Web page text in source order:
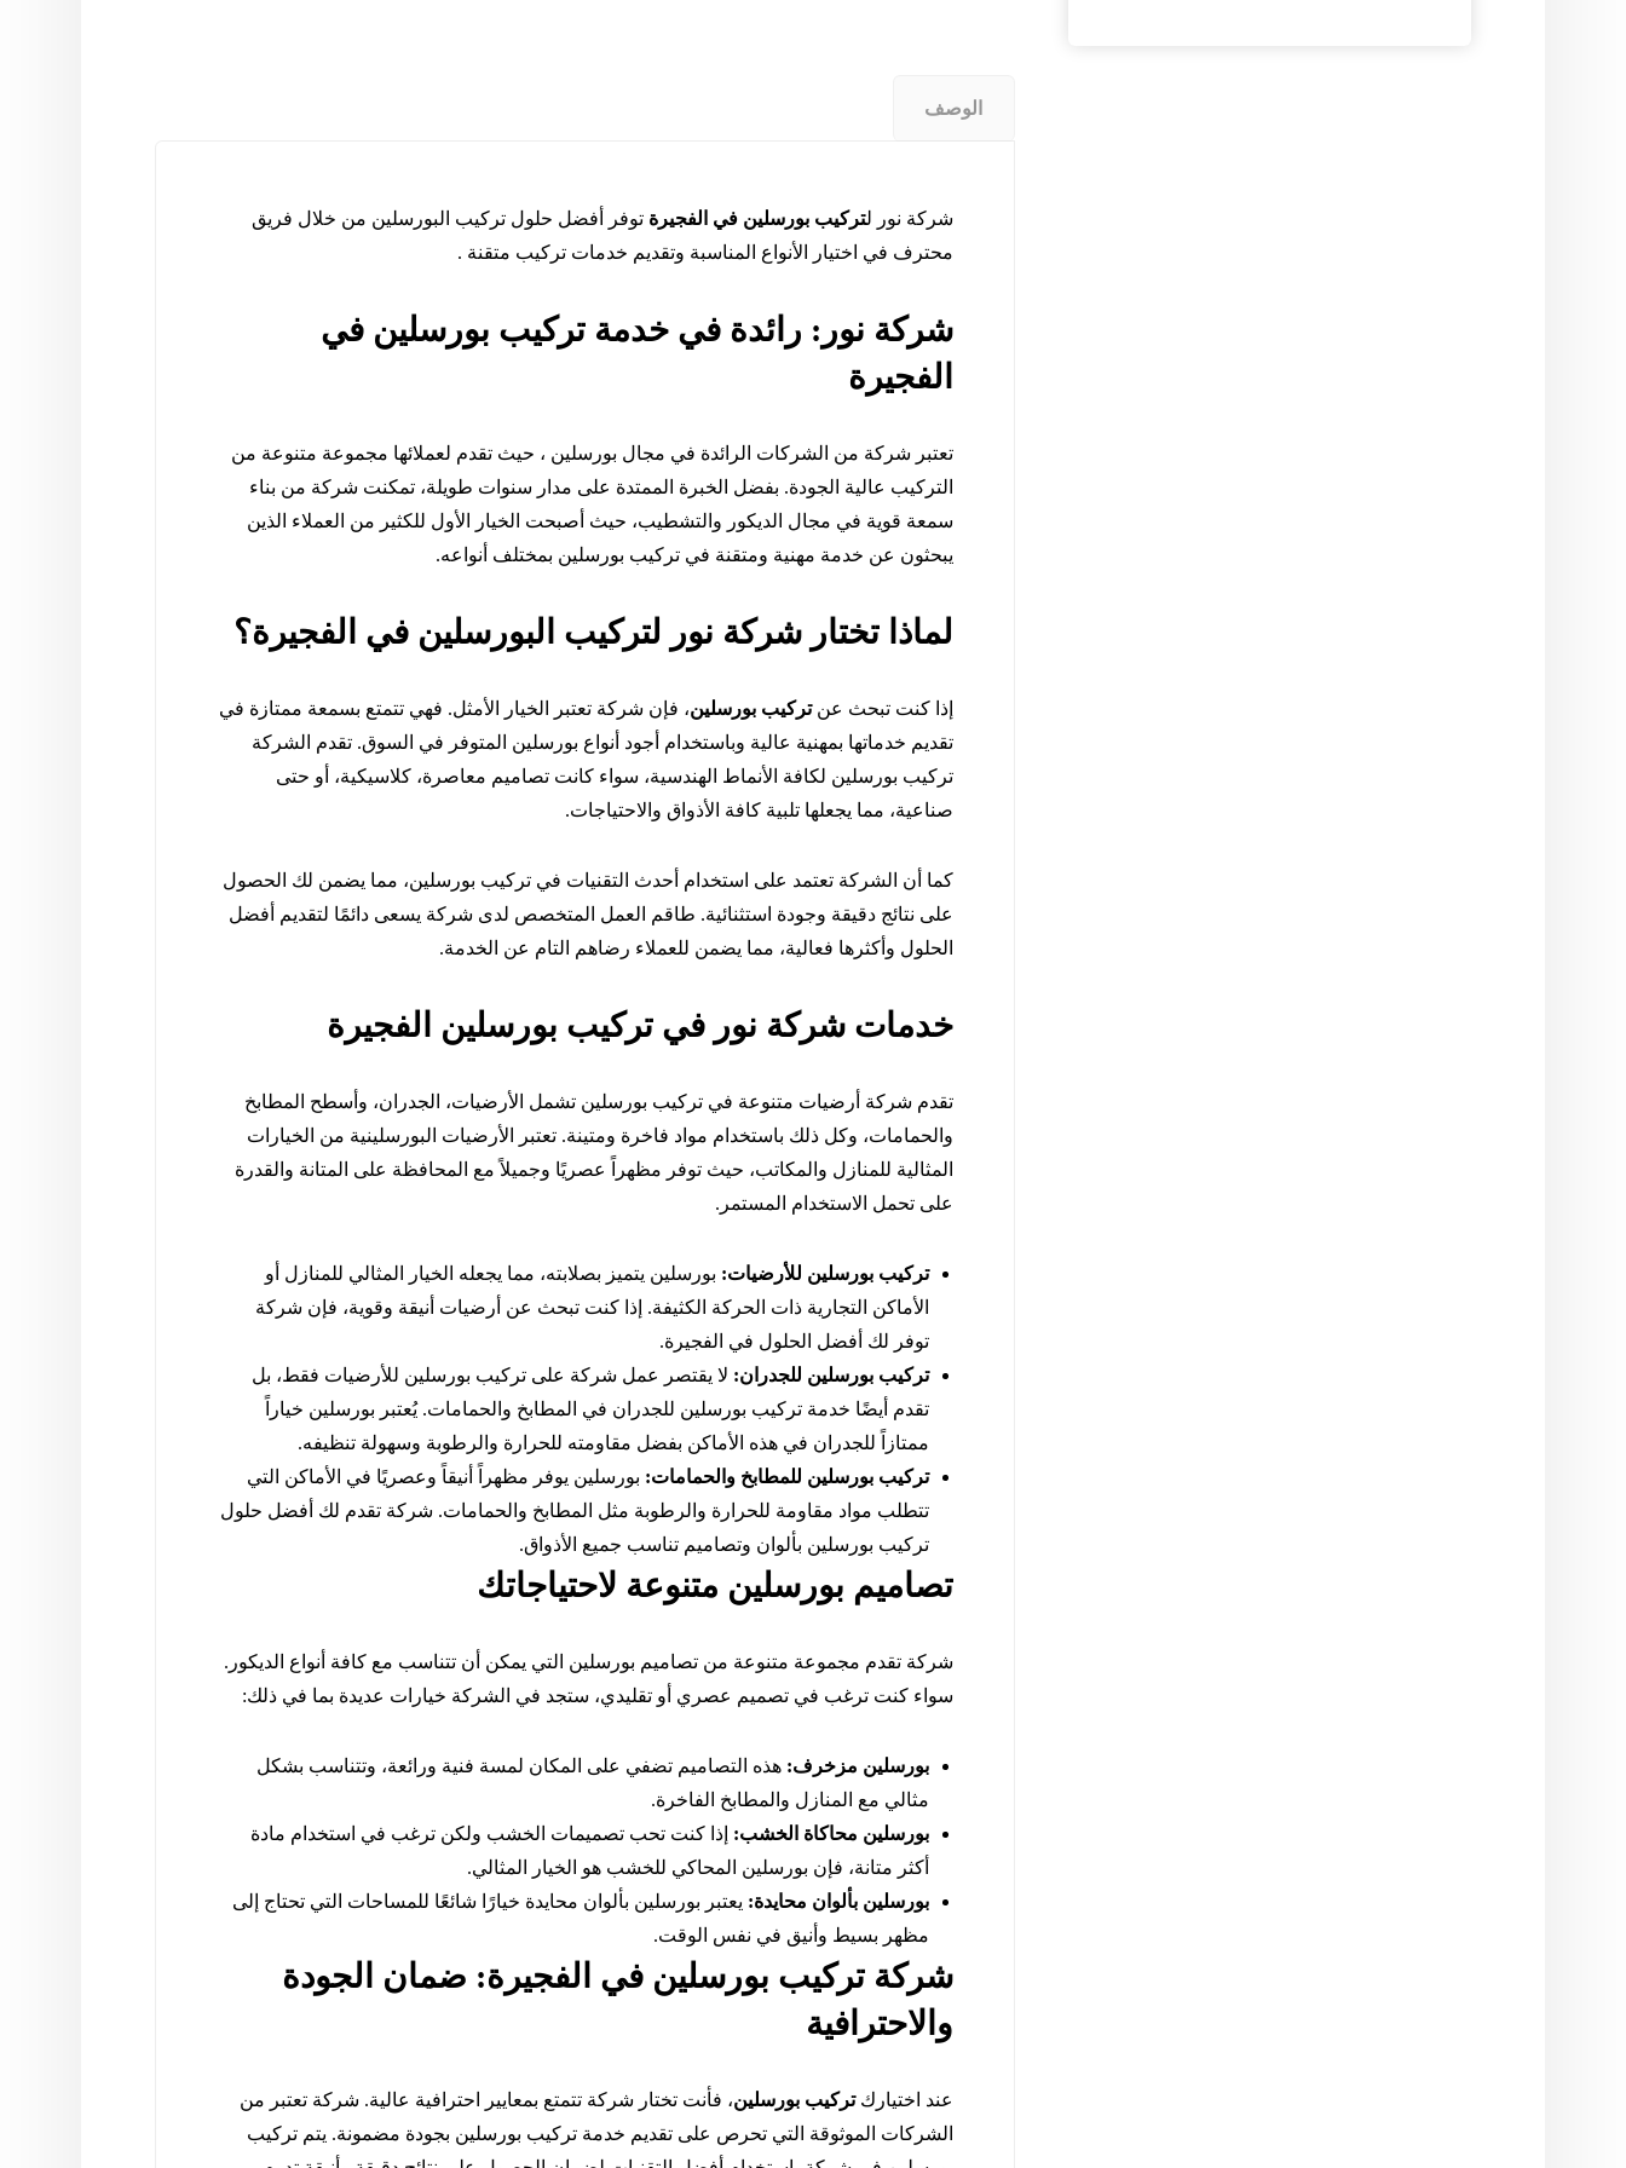
الوصف
شركة نور لتركيب بورسلين في الفجيرة توفر أفضل حلول تركيب البورسلين من خلال فريق
محترف في اختيار الأنواع المناسبة وتقديم خدمات تركيب متقنة .
شركة نور: رائدة في خدمة تركيب بورسلين في
الفجيرة
تعتبر شركة من الشركات الرائدة في مجال بورسلين ، حيث تقدم لعملائها مجموعة متنوعة من
التركيب عالية الجودة. بفضل الخبرة الممتدة على مدار سنوات طويلة، تمكنت شركة من بناء
سمعة قوية في مجال الديكور والتشطيب، حيث أصبحت الخيار الأول للكثير من العملاء الذين
يبحثون عن خدمة مهنية ومتقنة في تركيب بورسلين بمختلف أنواعه.
لماذا تختار شركة نور لتركيب البورسلين في الفجيرة؟
إذا كنت تبحث عنتركيب بورسلين، فإن شركة تعتبر الخيار الأمثل. فهي تتمتع بسمعة ممتازة في
تقديم خدماتها بمهنية عالية وباستخدام أجود أنواع بورسلين المتوفر في السوق. تقدم الشركة
تركيب بورسلين لكافة الأنماط الهندسية، سواء كانت تصاميم معاصرة، كلاسيكية، أو حتى
صناعية، مما يجعلها تلبية كافة الأذواق والاحتياجات.
كما أن الشركة تعتمد على استخدام أحدث التقنيات في تركيب بورسلين، مما يضمن لك الحصول
على نتائج دقيقة وجودة استثنائية. طاقم العمل المتخصص لدى شركة يسعى دائمًا لتقديم أفضل
الحلول وأكثرها فعالية، مما يضمن للعملاء رضاهم التام عن الخدمة.
خدمات شركة نور في تركيب بورسلين الفجيرة
تقدم شركة أرضيات متنوعة في تركيب بورسلين تشمل الأرضيات، الجدران، وأسطح المطابخ
والحمامات، وكل ذلك باستخدام مواد فاخرة ومتينة. تعتبر الأرضيات البورسلينية من الخيارات
المثالية للمنازل والمكاتب، حيث توفر مظهراً عصريًا وجميلاً مع المحافظة على المتانة والقدرة
على تحمل الاستخدام المستمر.
تركيب بورسلين للأرضيات: بورسلين يتميز بصلابته، مما يجعله الخيار المثالي للمنازل أو
الأماكن التجارية ذات الحركة الكثيفة. إذا كنت تبحث عن أرضيات أنيقة وقوية، فإن شركة
توفر لك أفضل الحلول في الفجيرة.
تركيب بورسلين للجدران: لا يقتصر عمل شركة على تركيب بورسلين للأرضيات فقط، بل
تقدم أيضًا خدمة تركيب بورسلين للجدران في المطابخ والحمامات. يُعتبر بورسلين خياراً
ممتازاً للجدران في هذه الأماكن بفضل مقاومته للحرارة والرطوبة وسهولة تنظيفه.
تركيب بورسلين للمطابخ والحمامات: بورسلين يوفر مظهراً أنيقاً وعصريًا في الأماكن التي
تتطلب مواد مقاومة للحرارة والرطوبة مثل المطابخ والحمامات. شركة تقدم لك أفضل حلول
تركيب بورسلين بألوان وتصاميم تناسب جميع الأذواق.
تصاميم بورسلين متنوعة لاحتياجاتك
شركة تقدم مجموعة متنوعة من تصاميم بورسلين التي يمكن أن تتناسب مع كافة أنواع الديكور.
سواء كنت ترغب في تصميم عصري أو تقليدي، ستجد في الشركة خيارات عديدة بما في ذلك:
بورسلين مزخرف: هذه التصاميم تضفي على المكان لمسة فنية ورائعة، وتتناسب بشكل
مثالي مع المنازل والمطابخ الفاخرة.
بورسلين محاكاة الخشب: إذا كنت تحب تصميمات الخشب ولكن ترغب في استخدام مادة
أكثر متانة، فإن بورسلين المحاكي للخشب هو الخيار المثالي.
بورسلين بألوان محايدة: يعتبر بورسلين بألوان محايدة خيارًا شائعًا للمساحات التي تحتاج إلى
مظهر بسيط وأنيق في نفس الوقت.
شركة تركيب بورسلين في الفجيرة: ضمان الجودة
والاحترافية
عند اختياركتركيب بورسلين، فأنت تختار شركة تتمتع بمعايير احترافية عالية. شركة تعتبر من
الشركات الموثوقة التي تحرص على تقديم خدمة تركيب بورسلين بجودة مضمونة. يتم تركيب